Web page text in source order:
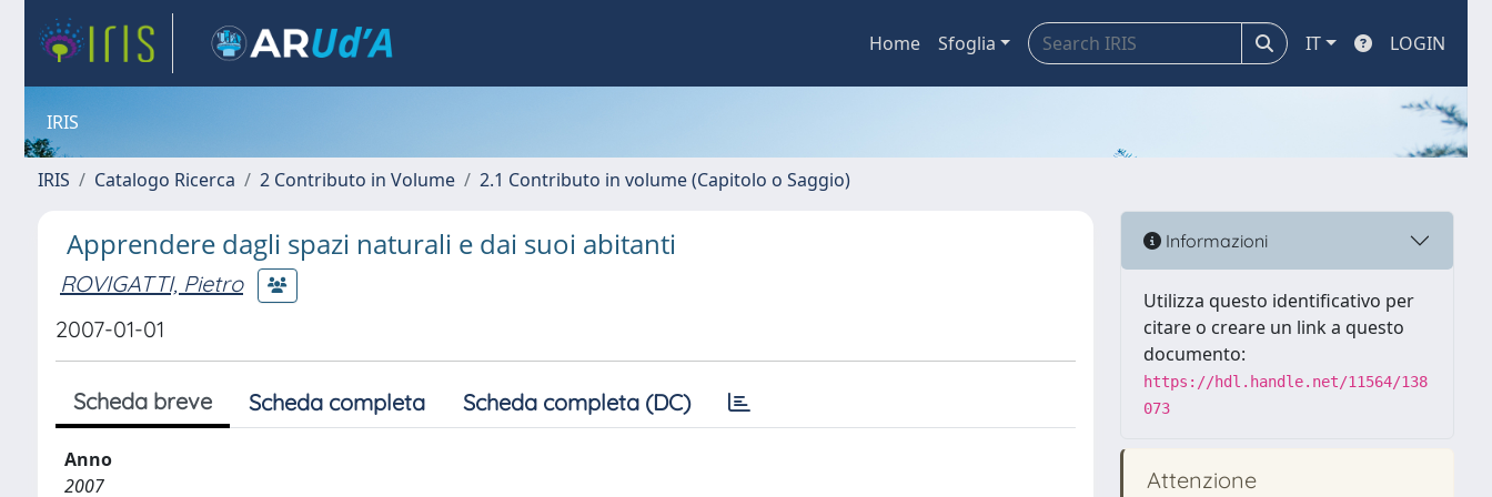
Home Sfoglia IT LOGIN
IRIS
IRIS Catalogo Ricerca 2 Contributo in Volume 2.1 Contributo in volume (Capitolo o Saggio)
Apprendere dagli spazi naturali e dai suoi abitanti
ROVIGATTI, Pietro
2007-01-01
Scheda breve Scheda completa Scheda completa (DC)
Anno
2007
Informazioni
Utilizza questo identificativo per
citare o creare un link a questo
documento:
https://hdl.handle.net/11564/138
073
Attenzione